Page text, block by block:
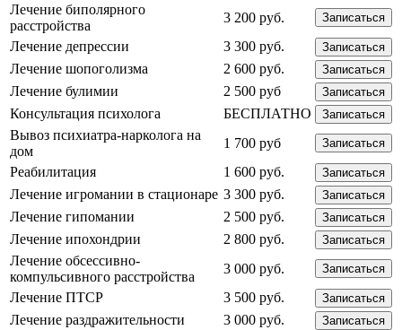
Лечение биполярного
расстройства
3 200 руб. Записаться
Лечение депрессии 3 300 руб. Записаться
Лечение шопоголизма 2 600 руб. Записаться
Лечение булимии 2 500 руб Записаться
Консультация психолога БЕСПЛАТНО Записаться
Вывоз психиатра-нарколога на
дом
1 700 руб Записаться
Реабилитация 1 600 руб. Записаться
Лечение игромании в стационаре 3 300 руб. Записаться
Лечение гипомании 2 500 руб. Записаться
Лечение ипохондрии 2 800 руб. Записаться
Лечение обсессивно-
компульсивного расстройства
3 000 руб. Записаться
Лечение ПТСР 3 500 руб. Записаться
Лечение раздражительности 3 000 руб. Записаться